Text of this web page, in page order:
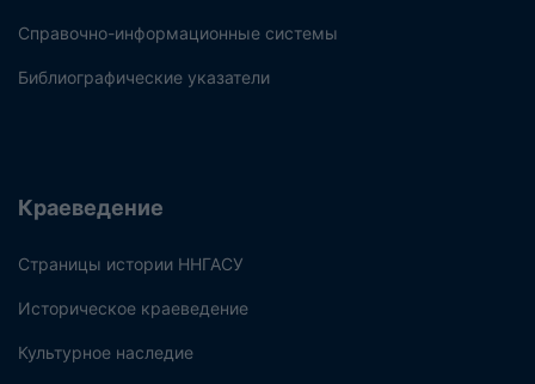
Справочно-информационные системы
Библиографические указатели
Краеведение
Страницы истории ННГАСУ
Историческое краеведение
Культурное наследие